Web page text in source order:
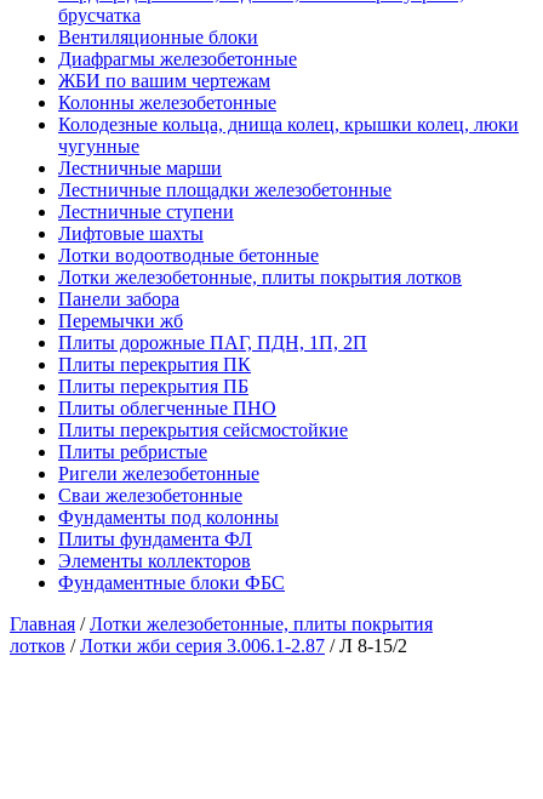
брусчатка
Вентиляционные блоки
Диафрагмы железобетонные
ЖБИ по вашим чертежам
Колонны железобетонные
Колодезные кольца, днища колец, крышки колец, люки
чугунные
Лестничные марши
Лестничные площадки железобетонные
Лестничные ступени
Лифтовые шахты
Лотки водоотводные бетонные
Лотки железобетонные, плиты покрытия лотков
Панели забора
Перемычки жб
Плиты дорожные ПАГ, ПДН, 1П, 2П
Плиты перекрытия ПК
Плиты перекрытия ПБ
Плиты облегченные ПНО
Плиты перекрытия сейсмостойкие
Плиты ребристые
Ригели железобетонные
Сваи железобетонные
Фундаменты под колонны
Плиты фундамента ФЛ
Элементы коллекторов
Фундаментные блоки ФБС
Главная /Лотки железобетонные, плиты покрытия
лотков /Лотки жби серия 3.006.1-2.87 / Л 8-15/2